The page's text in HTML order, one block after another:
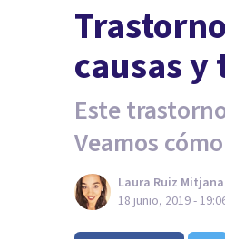
causas
Este
Veamos
Laura Ruiz Mitjana
18 junio, 2019 -